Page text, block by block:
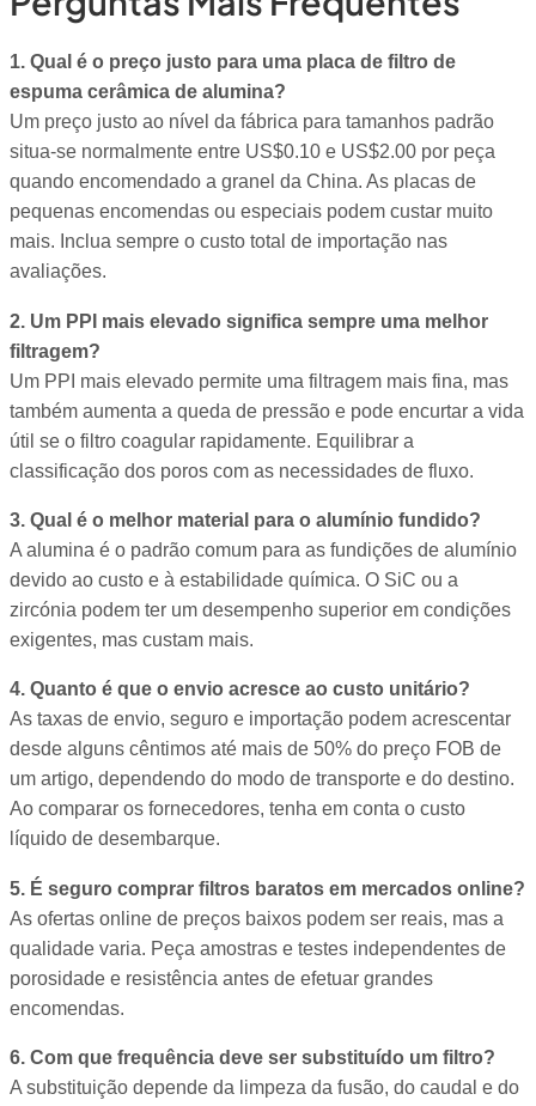
1. Qual é o preço justo para uma placa de filtro de
espuma cerâmica de alumina?
Um preço justo ao nível da fábrica para tamanhos padrão
situa-se normalmente entre US$0.10 e US$2.00 por peça
quando encomendado a granel da China. As placas de
pequenas encomendas ou especiais podem custar muito
mais. Inclua sempre o custo total de importação nas
avaliações.
2. Um PPI mais elevado significa sempre uma melhor
filtragem?
Um PPI mais elevado permite uma filtragem mais fina, mas
também aumenta a queda de pressão e pode encurtar a vida
útil se o filtro coagular rapidamente. Equilibrar a
classificação dos poros com as necessidades de fluxo.
3. Qual é o melhor material para o alumínio fundido?
A alumina é o padrão comum para as fundições de alumínio
devido ao custo e à estabilidade química. O SiC ou a
zircónia podem ter um desempenho superior em condições
exigentes, mas custam mais.
4. Quanto é que o envio acresce ao custo unitário?
As taxas de envio, seguro e importação podem acrescentar
desde alguns cêntimos até mais de 50% do preço FOB de
um artigo, dependendo do modo de transporte e do destino.
Ao comparar os fornecedores, tenha em conta o custo
líquido de desembarque.
5. É seguro comprar filtros baratos em mercados online?
As ofertas online de preços baixos podem ser reais, mas a
qualidade varia. Peça amostras e testes independentes de
porosidade e resistência antes de efetuar grandes
encomendas.
6. Com que frequência deve ser substituído um filtro?
A substituição depende da limpeza da fusão, do caudal e do